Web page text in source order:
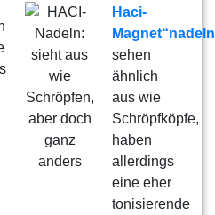
Haci-
sehen
ähnlich
aus wie
Schröpfköpfe,
haben
allerdings
eine eher
tonisierende